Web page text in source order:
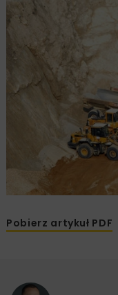
Pobierz artykuł PDF